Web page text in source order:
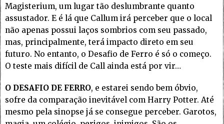
Magisterium, um lugar tão deslumbrante quanto
assustador. E é lá que Callum irá perceber que o local
não apenas possui laços sombrios com seu passado,
mas, principalmente, terá impacto direto em seu
futuro. No entanto, o Desafio de Ferro é só o começo.
O teste mais difícil de Call ainda está por vir…
O DESAFIO DE FERRO, e estarei sendo bem óbvio,
sofre da comparação inevitável com Harry Potter. Até
mesmo pela sinopse já se consegue perceber. Garotos,